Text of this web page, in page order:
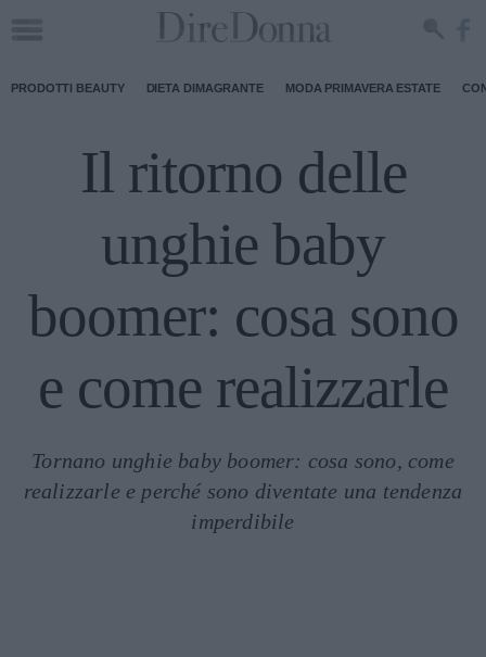
PRODOTTI BEAUTY DIETA DIMAGRANTE MODA PRIMAVERA ESTATE
Il ritorno delle
unghie baby
boomer: cosa sono
e come realizzarle
Tornano unghie baby boomer: cosa sono, come
realizzarle e perché sono diventate una tendenza
imperdibile